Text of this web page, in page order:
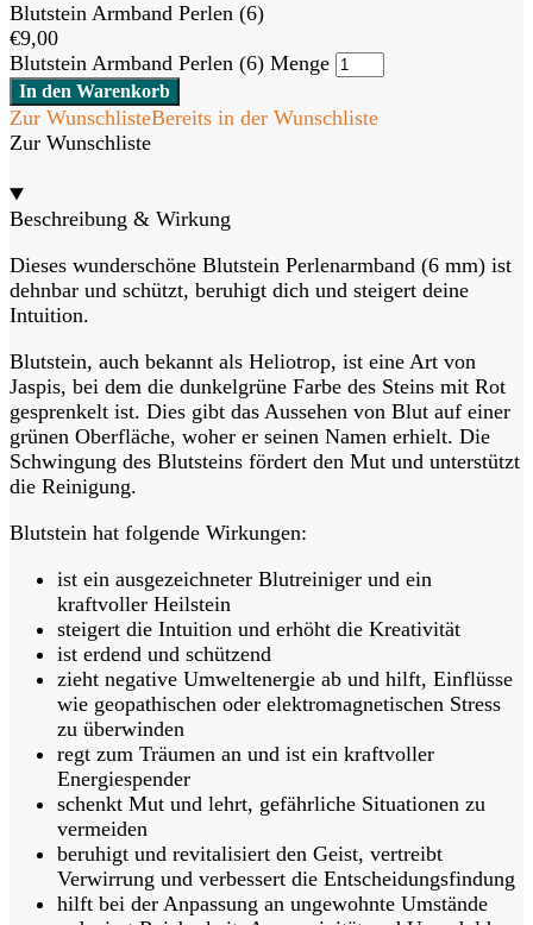
Blutstein Armband Perlen (6)
€9,00
Blutstein Armband Perlen (6) Menge
In den Warenkorb
Zur WunschlisteBereits in der Wunschliste
Zur Wunschliste
Beschreibung & Wirkung
Dieses wunderschöne Blutstein Perlenarmband (6 mm) ist
dehnbar und schützt, beruhigt dich und steigert deine
Intuition.
Blutstein, auch bekannt als Heliotrop, ist eine Art von
Jaspis, bei dem die dunkelgrüne Farbe des Steins mit Rot
gesprenkelt ist. Dies gibt das Aussehen von Blut auf einer
grünen Oberfläche, woher er seinen Namen erhielt. Die
Schwingung des Blutsteins fördert den Mut und unterstützt
die Reinigung.
Blutstein hat folgende Wirkungen:
ist ein ausgezeichneter Blutreiniger und ein
kraftvoller Heilstein
steigert die Intuition und erhöht die Kreativität
ist erdend und schützend
zieht negative Umweltenergie ab und hilft, Einflüsse
wie geopathischen oder elektromagnetischen Stress
zu überwinden
regt zum Träumen an und ist ein kraftvoller
Energiespender
schenkt Mut und lehrt, gefährliche Situationen zu
vermeiden
beruhigt und revitalisiert den Geist, vertreibt
Verwirrung und verbessert die Entscheidungsfindung
hilft bei der Anpassung an ungewohnte Umstände